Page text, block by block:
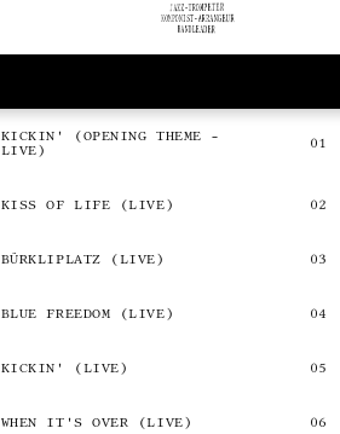
JAZZ-TROMPETER
KOMPONIST-ARRANGEUR
BANDLEADER
KICKIN' (OPENING THEME -
LIVE)
KISS OF LIFE (LIVE)
BÜRKLIPLATZ (LIVE)
BLUE FREEDOM (LIVE)
KICKIN' (LIVE)
WHEN IT'S OVER (LIVE)